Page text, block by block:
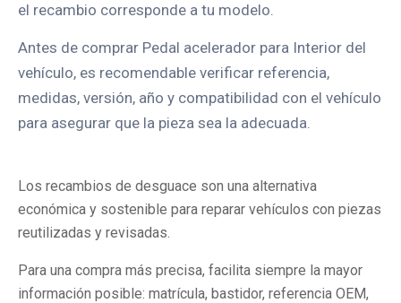
el recambio corresponde a tu modelo.
Antes de comprar Pedal acelerador para Interior del
vehículo, es recomendable verificar referencia,
medidas, versión, año y compatibilidad con el vehículo
para asegurar que la pieza sea la adecuada.
Los recambios de desguace son una alternativa
económica y sostenible para reparar vehículos con piezas
reutilizadas y revisadas.
Para una compra más precisa, facilita siempre la mayor
información posible: matrícula, bastidor, referencia OEM,